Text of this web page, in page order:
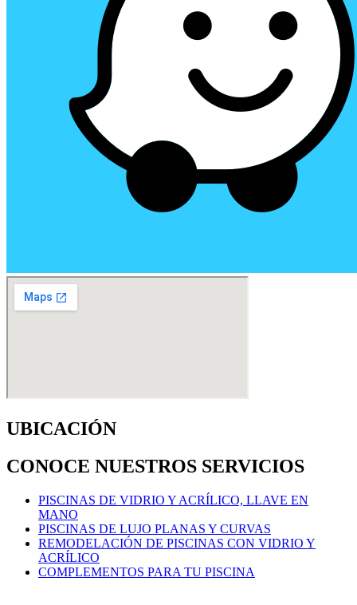
UBICACIÓN
CONOCE NUESTROS SERVICIOS
PISCINAS DE VIDRIO Y ACRÍLICO, LLAVE EN
MANO
PISCINAS DE LUJO PLANAS Y CURVAS
REMODELACIÓN DE PISCINAS CON VIDRIO Y
ACRÍLICO
COMPLEMENTOS PARA TU PISCINA